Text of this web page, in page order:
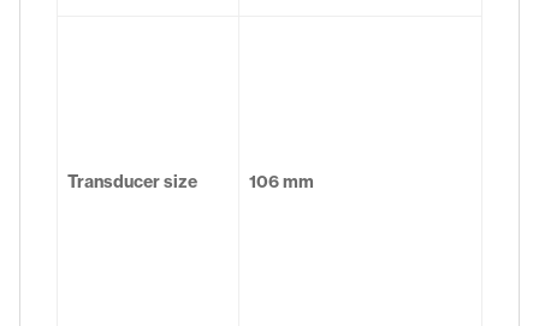
Transducer size 106 mm